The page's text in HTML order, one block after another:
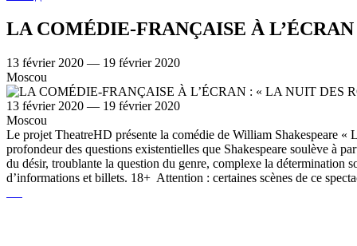
LA COMÉDIE-FRANÇAISE À
13 février 2020 — 19 février 2020
Moscou
13 février 2020 — 19 février 2020
Moscou
Le projet TheatreHD présente la comédie de William Shakespeare «
profondeur des questions existentielles que Shakespeare soulève à
du désir, troublante la question du genre, complexe la détermination
d’informations et billets. 18+ Attention : certaines scènes de ce